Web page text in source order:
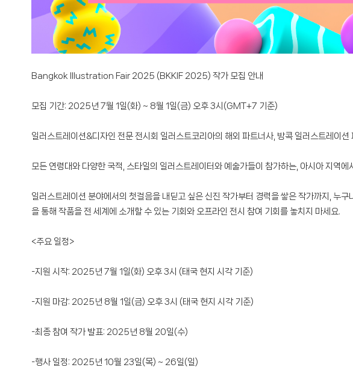
Bangkok Illustration Fair 2025 (BKKIF 2025) 작가 모집 안내
모집 기간: 2025년 7월 1일(화) ~ 8월 1일(금) 오후 3시(GMT+7 기준)
일러스트레이션&디자인 전문 전시회 일러스트코리아의 해외 파트너사, 방콕 일러스트레이
모든 연령대와 다양한 국적, 스타일의 일러스트레이터와 예술가들이 참가하는, 아시아 지역
일러스트레이션 분야에서의 첫걸음을 내딛고 싶은 신진 작가부터 경력을 쌓은 작가까지,
을 통해 작품을 전 세계에 소개할 수 있는 기회와 오프라인 전시 참여 기회를 놓치지 마세요.
<주요 일정>
-지원 시작: 2025년 7월 1일(화) 오후 3시 (태국 현지 시각 기준)
-지원 마감: 2025년 8월 1일(금) 오후 3시 (태국 현지 시각 기준)
-최종 참여 작가 발표: 2025년 8월 20일(수)
-행사 일정: 2025년 10월 23일(목) ~ 26일(일)